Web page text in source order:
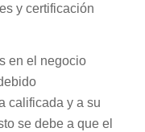
y certificación
en el negocio
calificada y a su
se debe a que el